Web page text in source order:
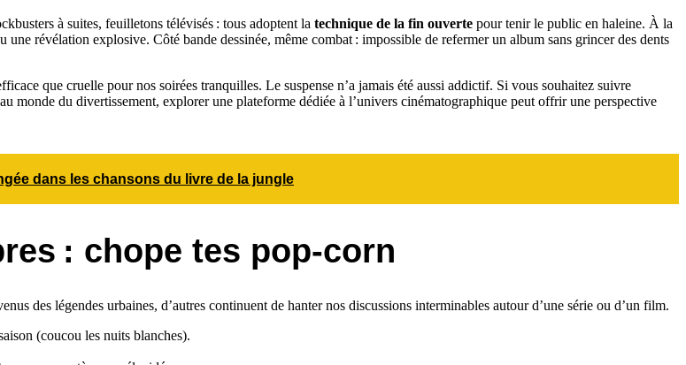
à suites, feuilletons télévisés : tous adoptent la technique de la fin ouverte pour tenir le public en haleine. À la
révélation explosive. Côté bande dessinée, même combat : impossible de refermer un album sans grincer des dents
que cruelle pour nos soirées tranquilles. Le suspense n’a jamais été aussi addictif. Si vous souhaitez suivre
monde du divertissement, explorer une plateforme dédiée à l’univers cinématographique peut offrir une perspective
dans les chansons du livre de la jungle
: chope tes pop-corn
des légendes urbaines, d’autres continuent de hanter nos discussions interminables autour d’une série ou d’un film.
(coucou les nuits blanches).